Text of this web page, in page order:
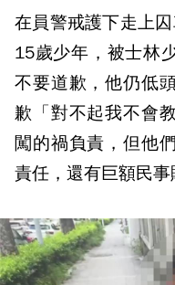
在員警戒護下走上
15歲少年，被士林
不要道歉，他仍低
歉「對不起我不會
闖的禍負責，但他
責任，還有巨額民事